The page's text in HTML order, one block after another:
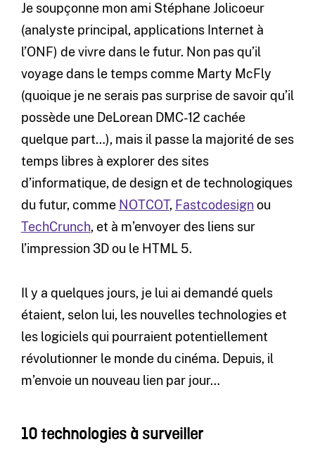
Je soupçonne mon ami Stéphane Jolicoeur
(analyste principal, applications Internet à
l’ONF) de vivre dans le futur. Non pas qu’il
voyage dans le temps comme Marty McFly
(quoique je ne serais pas surprise de savoir qu’il
possède une DeLorean DMC-12 cachée
quelque part…), mais il passe la majorité de ses
temps libres à explorer des sites
d’informatique, de design et de technologiques
du futur, comme NOTCOT, Fastcodesignou
TechCrunch, et à m’envoyer des liens sur
l’impression 3D ou le HTML 5.
Il y a quelques jours, je lui ai demandé quels
étaient, selon lui, les nouvelles technologies et
les logiciels qui pourraient potentiellement
révolutionner le monde du cinéma. Depuis, il
m’envoie un nouveau lien par jour…
10 technologies à surveiller